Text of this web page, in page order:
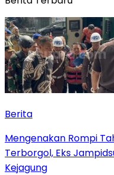
Berita
Mengenakan Rompi
Terborgol, Eks
Kejagung